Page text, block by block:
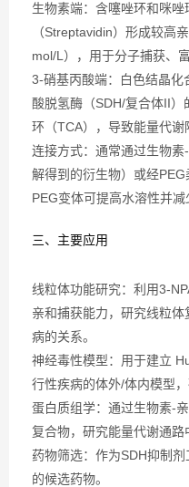
生物素端：含噻唑环和咪
（Streptavidin）形成较高
mol/L），用于分子捕获、
3-硝基丙酸端：白色结晶化
酸脱氢酶（SDH/复合体II
环（TCA），导致能量代谢
连接方式：通常通过生物
解得到的衍生物）或经PEG
PEG变体可提高水溶性并减
三、主要应用
线粒体功能研究：利用3-
亲和捕获能力，研究线粒
病的关系。
神经毒性模型：用于建立
行性疾病的体外/体内模型
蛋白质组学：通过生物素-
复合物，研究能量代谢通路
药物筛选：作为SDH抑制
的候选药物。